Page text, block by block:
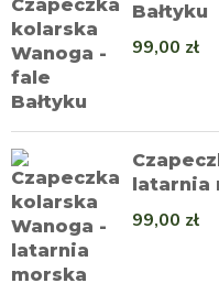
Bałtyku
99,00 zł
latarnia
99,00 zł